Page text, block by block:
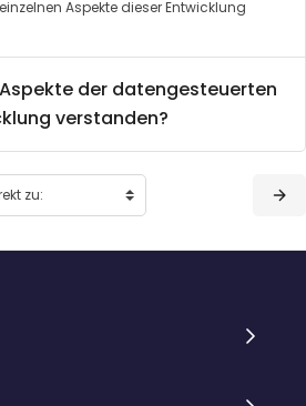
Aspekte dieser Entwicklung
der datengesteuerten
verstanden?